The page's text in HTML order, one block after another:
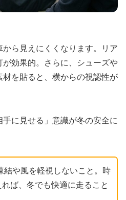
ら見えにくくなります。リア
効果的。さらに、シューズや
を貼ると、横からの視認性が
手に見せる」意識が冬の安全に
結や風を軽視しないこと。時
ば、冬でも快適に走ること